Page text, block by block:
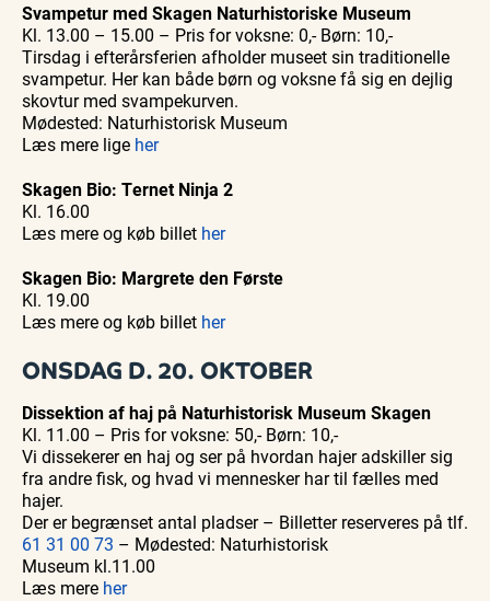
Svampetur med Skagen Naturhistoriske Museum
Kl. 13.00 – 15.00 – Pris for voksne: 0,- Børn: 10,-
Tirsdag i efterårsferien afholder museet sin traditionelle
svampetur. Her kan både børn og voksne få sig en dejlig
skovtur med svampekurven.
Mødested: Naturhistorisk Museum
Læs mere lige her
Skagen Bio: Ternet Ninja 2
Kl. 16.00
Læs mere og køb billet her
Skagen Bio: Margrete den Første
Kl. 19.00
Læs mere og køb billet her
ONSDAG D. 20. OKTOBER
Dissektion af hajpå Naturhistorisk Museum Skagen
Kl. 11.00 – Pris for voksne: 50,- Børn: 10,-
Vi dissekerer en haj og ser på hvordan hajer adskiller sig
fra andre fisk, og hvad vi mennesker har til fælles med
hajer.
Der er begrænset antal pladser – Billetter reserveres på tlf.
61 31 00 73 – Mødested: Naturhistorisk
Museum kl.11.00
Læs mere her